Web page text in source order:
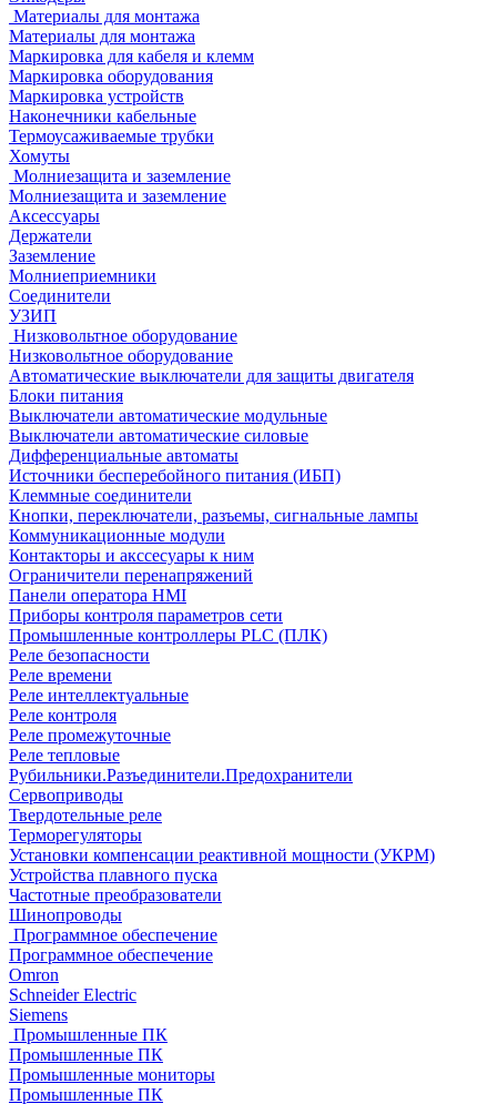
Материалы для монтажа
Материалы для монтажа
Маркировка для кабеля и клемм
Маркировка оборудования
Маркировка устройств
Наконечники кабельные
Термоусаживаемые трубки
Хомуты
Молниезащита и заземление
Молниезащита и заземление
Аксессуары
Держатели
Заземление
Молниеприемники
Соединители
УЗИП
Низковольтное оборудование
Низковольтное оборудование
Автоматические выключатели для защиты двигателя
Блоки питания
Выключатели автоматические модульные
Выключатели автоматические силовые
Дифференциальные автоматы
Источники бесперебойного питания (ИБП)
Клеммные соединители
Кнопки, переключатели, разъемы, сигнальные лампы
Коммуникационные модули
Контакторы и акссесуары к ним
Ограничители перенапряжений
Панели оператора HMI
Приборы контроля параметров сети
Промышленные контроллеры PLC (ПЛК)
Реле безопасности
Реле времени
Реле интеллектуальные
Реле контроля
Реле промежуточные
Реле тепловые
Рубильники.Разъединители.Предохранители
Сервоприводы
Твердотельные реле
Терморегуляторы
Установки компенсации реактивной мощности (УКРМ)
Устройства плавного пуска
Частотные преобразователи
Шинопроводы
Программное обеспечение
Программное обеспечение
Omron
Schneider Electric
Siemens
Промышленные ПК
Промышленные ПК
Промышленные мониторы
Промышленные ПК